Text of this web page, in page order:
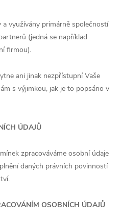
využívány primárně společností
(jedná se například
firmou).
ani jinak nezpřístupní Vaše
s výjimkou, jak je to popsáno v
ÚDAJŮ
zpracováváme osobní údaje
daných právních povinností
OSOBNÍCH ÚDAJŮ